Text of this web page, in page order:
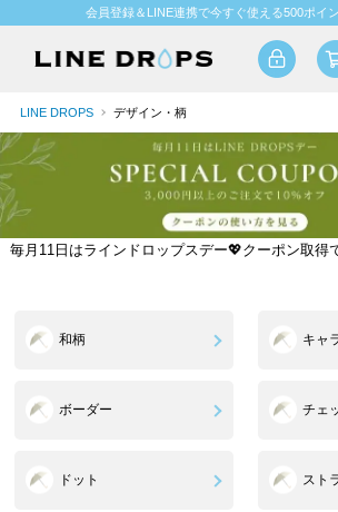
会員登録＆LINE連携で今すぐ使える500ポイ
LINE DROPS デザイン・柄
毎月11日はラインドロップスデー💖クーポン取得
和柄 キャ
ボーダー チェ
ドット スト